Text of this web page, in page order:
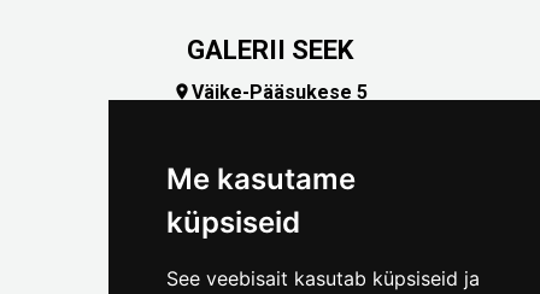
Me kasutame
küpsiseid
See veebisait kasutab küpsiseid ja
GALERII SEEK
Väike-Pääsukese 5